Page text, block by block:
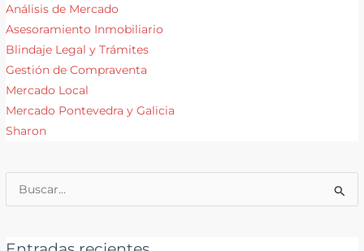
Análisis de Mercado
Asesoramiento Inmobiliario
Blindaje Legal y Trámites
Gestión de Compraventa
Mercado Local
Mercado Pontevedra y Galicia
Sharon